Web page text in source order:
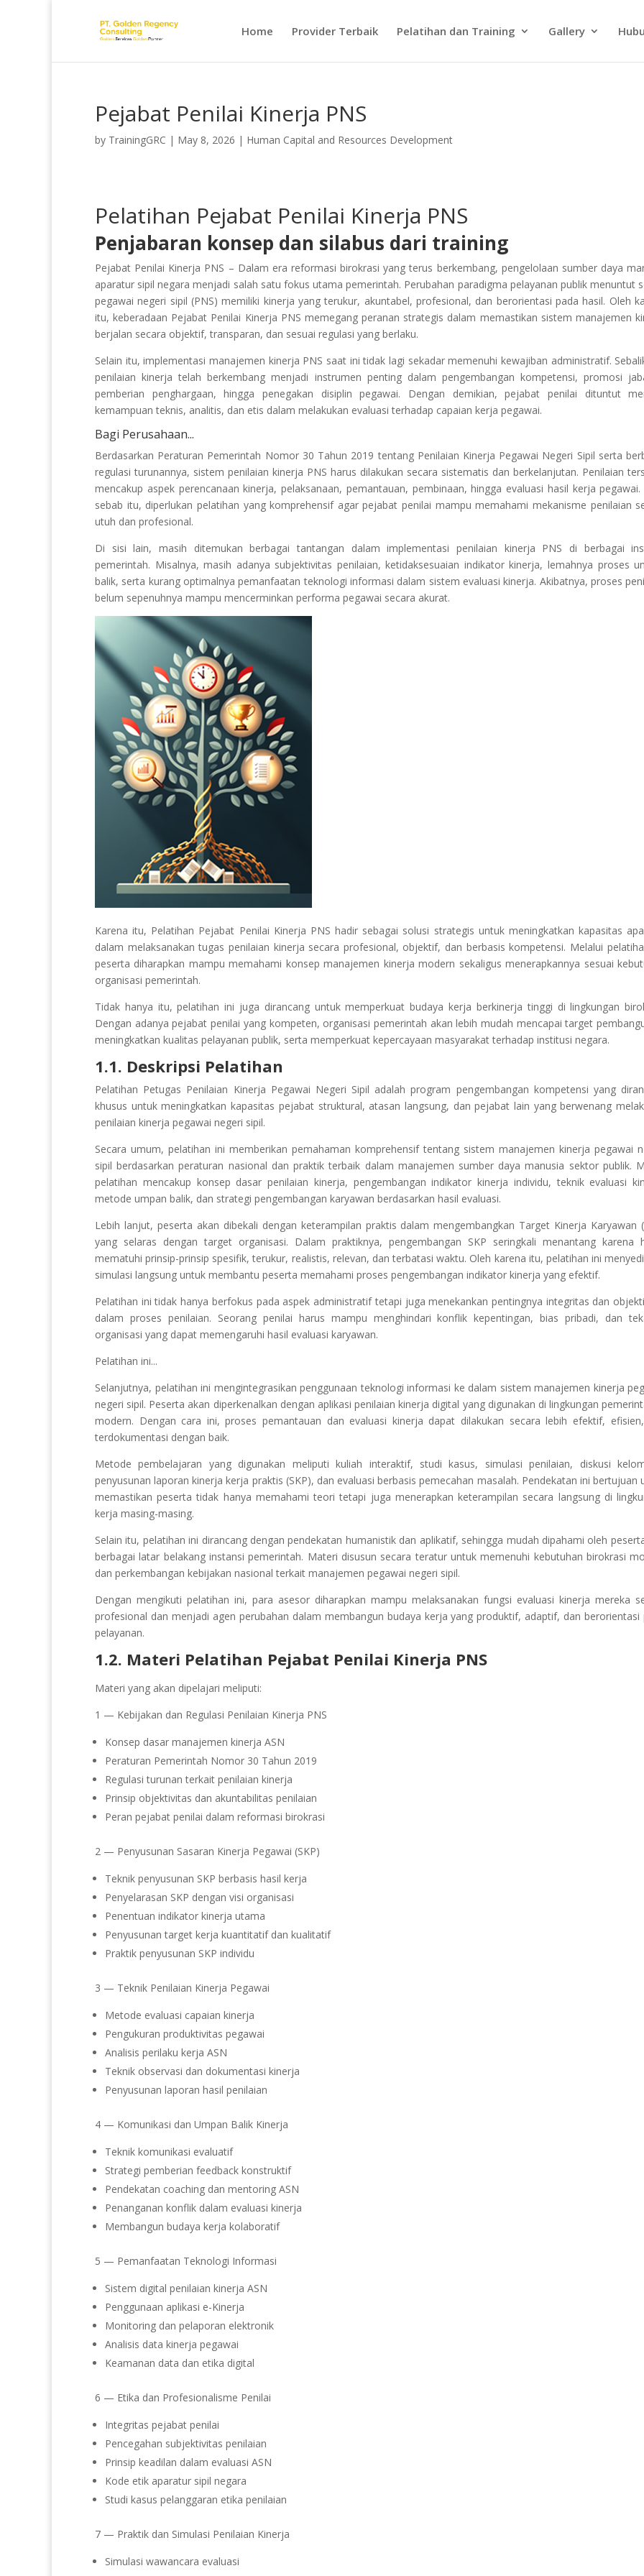
Home Provider Terbaik Pelatihan dan Training Gallery
Pejabat Penilai Kinerja PNS
by TrainingGRC | May 8, 2026 | Human Capital and Resources Development
Pelatihan Pejabat Penilai Kinerja PNS
Penjabaran konsep dan silabus dari training
Pejabat Penilai Kinerja PNS – Dalam era reformasi birokrasi yang terus berkembang, pengelolaan sumber daya
aparatur sipil negara menjadi salah satu fokus utama pemerintah. Perubahan paradigma pelayanan publik menuntut
pegawai negeri sipil (PNS) memiliki kinerja yang terukur, akuntabel, profesional, dan berorientasi pada hasil. Oleh
itu, keberadaan Pejabat Penilai Kinerja PNS memegang peranan strategis dalam memastikan sistem manajemen
berjalan secara objektif, transparan, dan sesuai regulasi yang berlaku.
Selain itu, implementasi manajemen kinerja PNS saat ini tidak lagi sekadar memenuhi kewajiban administratif.
penilaian kinerja telah berkembang menjadi instrumen penting dalam pengembangan kompetensi, promosi
pemberian penghargaan, hingga penegakan disiplin pegawai. Dengan demikian, pejabat penilai dituntut
kemampuan teknis, analitis, dan etis dalam melakukan evaluasi terhadap capaian kerja pegawai.
Bagi Perusahaan...
Berdasarkan Peraturan Pemerintah Nomor 30 Tahun 2019 tentang Penilaian Kinerja Pegawai Negeri Sipil serta
regulasi turunannya, sistem penilaian kinerja PNS harus dilakukan secara sistematis dan berkelanjutan. Penilaian
mencakup aspek perencanaan kinerja, pelaksanaan, pemantauan, pembinaan, hingga evaluasi hasil kerja pegawai.
sebab itu, diperlukan pelatihan yang komprehensif agar pejabat penilai mampu memahami mekanisme penilaian
utuh dan profesional.
Di sisi lain, masih ditemukan berbagai tantangan dalam implementasi penilaian kinerja PNS di berbagai
pemerintah. Misalnya, masih adanya subjektivitas penilaian, ketidaksesuaian indikator kinerja, lemahnya proses
balik, serta kurang optimalnya pemanfaatan teknologi informasi dalam sistem evaluasi kinerja. Akibatnya, proses
belum sepenuhnya mampu mencerminkan performa pegawai secara akurat.
Karena itu, Pelatihan Pejabat Penilai Kinerja PNS hadir sebagai solusi strategis untuk meningkatkan kapasitas
dalam melaksanakan tugas penilaian kinerja secara profesional, objektif, dan berbasis kompetensi. Melalui
peserta diharapkan mampu memahami konsep manajemen kinerja modern sekaligus menerapkannya sesuai
organisasi pemerintah.
Tidak hanya itu, pelatihan ini juga dirancang untuk memperkuat budaya kerja berkinerja tinggi di lingkungan
Dengan adanya pejabat penilai yang kompeten, organisasi pemerintah akan lebih mudah mencapai target
meningkatkan kualitas pelayanan publik, serta memperkuat kepercayaan masyarakat terhadap institusi negara.
1.1. Deskripsi Pelatihan
Pelatihan Petugas Penilaian Kinerja Pegawai Negeri Sipil adalah program pengembangan kompetensi yang
khusus untuk meningkatkan kapasitas pejabat struktural, atasan langsung, dan pejabat lain yang berwenang
penilaian kinerja pegawai negeri sipil.
Secara umum, pelatihan ini memberikan pemahaman komprehensif tentang sistem manajemen kinerja pegawai
sipil berdasarkan peraturan nasional dan praktik terbaik dalam manajemen sumber daya manusia sektor publik.
pelatihan mencakup konsep dasar penilaian kinerja, pengembangan indikator kinerja individu, teknik evaluasi
metode umpan balik, dan strategi pengembangan karyawan berdasarkan hasil evaluasi.
Lebih lanjut, peserta akan dibekali dengan keterampilan praktis dalam mengembangkan Target Kinerja Karyawan
yang selaras dengan target organisasi. Dalam praktiknya, pengembangan SKP seringkali menantang karena
mematuhi prinsip-prinsip spesifik, terukur, realistis, relevan, dan terbatasi waktu. Oleh karena itu, pelatihan ini
simulasi langsung untuk membantu peserta memahami proses pengembangan indikator kinerja yang efektif.
Pelatihan ini tidak hanya berfokus pada aspek administratif tetapi juga menekankan pentingnya integritas dan
dalam proses penilaian. Seorang penilai harus mampu menghindari konflik kepentingan, bias pribadi, dan
organisasi yang dapat memengaruhi hasil evaluasi karyawan.
Pelatihan ini...
Selanjutnya, pelatihan ini mengintegrasikan penggunaan teknologi informasi ke dalam sistem manajemen kinerja
negeri sipil. Peserta akan diperkenalkan dengan aplikasi penilaian kinerja digital yang digunakan di lingkungan
modern. Dengan cara ini, proses pemantauan dan evaluasi kinerja dapat dilakukan secara lebih efektif,
terdokumentasi dengan baik.
Metode pembelajaran yang digunakan meliputi kuliah interaktif, studi kasus, simulasi penilaian, diskusi
penyusunan laporan kinerja kerja praktis (SKP), dan evaluasi berbasis pemecahan masalah. Pendekatan ini bertujuan
memastikan peserta tidak hanya memahami teori tetapi juga menerapkan keterampilan secara langsung di
kerja masing-masing.
Selain itu, pelatihan ini dirancang dengan pendekatan humanistik dan aplikatif, sehingga mudah dipahami oleh
berbagai latar belakang instansi pemerintah. Materi disusun secara teratur untuk memenuhi kebutuhan birokrasi
dan perkembangan kebijakan nasional terkait manajemen pegawai negeri sipil.
Dengan mengikuti pelatihan ini, para asesor diharapkan mampu melaksanakan fungsi evaluasi kinerja mereka
profesional dan menjadi agen perubahan dalam membangun budaya kerja yang produktif, adaptif, dan berorientasi
pelayanan.
1.2. Materi Pelatihan Pejabat Penilai Kinerja PNS
Materi yang akan dipelajari meliputi:
1 — Kebijakan dan Regulasi Penilaian Kinerja PNS
Konsep dasar manajemen kinerja ASN
Peraturan Pemerintah Nomor 30 Tahun 2019
Regulasi turunan terkait penilaian kinerja
Prinsip objektivitas dan akuntabilitas penilaian
Peran pejabat penilai dalam reformasi birokrasi
2 — Penyusunan Sasaran Kinerja Pegawai (SKP)
Teknik penyusunan SKP berbasis hasil kerja
Penyelarasan SKP dengan visi organisasi
Penentuan indikator kinerja utama
Penyusunan target kerja kuantitatif dan kualitatif
Praktik penyusunan SKP individu
3 — Teknik Penilaian Kinerja Pegawai
Metode evaluasi capaian kinerja
Pengukuran produktivitas pegawai
Analisis perilaku kerja ASN
Teknik observasi dan dokumentasi kinerja
Penyusunan laporan hasil penilaian
4 — Komunikasi dan Umpan Balik Kinerja
Teknik komunikasi evaluatif
Strategi pemberian feedback konstruktif
Pendekatan coaching dan mentoring ASN
Penanganan konflik dalam evaluasi kinerja
Membangun budaya kerja kolaboratif
5 — Pemanfaatan Teknologi Informasi
Sistem digital penilaian kinerja ASN
Penggunaan aplikasi e-Kinerja
Monitoring dan pelaporan elektronik
Analisis data kinerja pegawai
Keamanan data dan etika digital
6 — Etika dan Profesionalisme Penilai
Integritas pejabat penilai
Pencegahan subjektivitas penilaian
Prinsip keadilan dalam evaluasi ASN
Kode etik aparatur sipil negara
Studi kasus pelanggaran etika penilaian
7 — Praktik dan Simulasi Penilaian Kinerja
Simulasi wawancara evaluasi